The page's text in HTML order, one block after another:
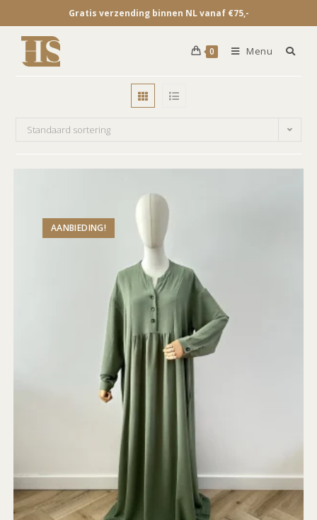
Gratis verzending binnen NL vanaf €75,-
0 Menu
Standaard sortering
AANBIEDING!